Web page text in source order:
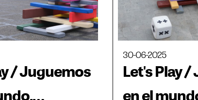
/ Juguemos
30-06-2025
Let's Play
en el